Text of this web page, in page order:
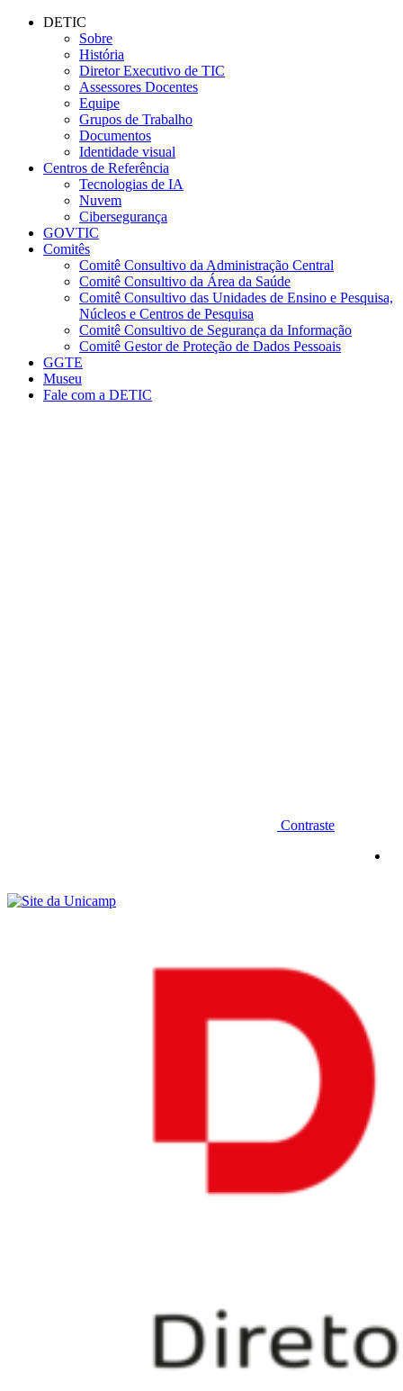
Conteúdo principal
DETIC
Sobre
História
Diretor Executivo de TIC
Assessores Docentes
Equipe
Grupos de Trabalho
Documentos
Identidade visual
Centros de Referência
Tecnologias de IA
Nuvem
Cibersegurança
GOVTIC
Comitês
Comitê Consultivo da Administração Central
Comitê Consultivo da Área da Saúde
Comitê Consultivo das Unidades de Ensino e Pesquisa,
Núcleos e Centros de Pesquisa
Comitê Consultivo de Segurança da Informação
Comitê Gestor de Proteção de Dados Pessoais
GGTE
Museu
Fale com a DETIC
Contraste